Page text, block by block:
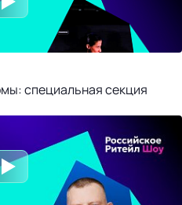
специальная секция